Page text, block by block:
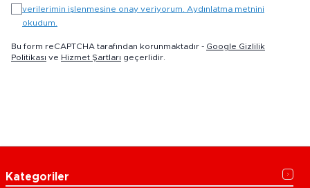
verilerimin işlenmesine onay veriyorum. Aydınlatma metnini
okudum.
Bu form reCAPTCHA tarafından korunmaktadır - Google Gizlilik
Politikası ve Hizmet Şartları geçerlidir.
Kategoriler